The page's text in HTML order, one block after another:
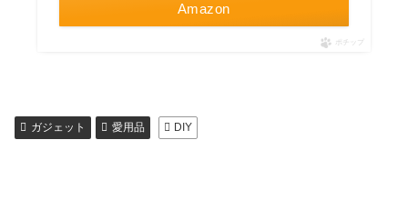
Amazon
ポチップ
ガジェット 愛用品 DIY